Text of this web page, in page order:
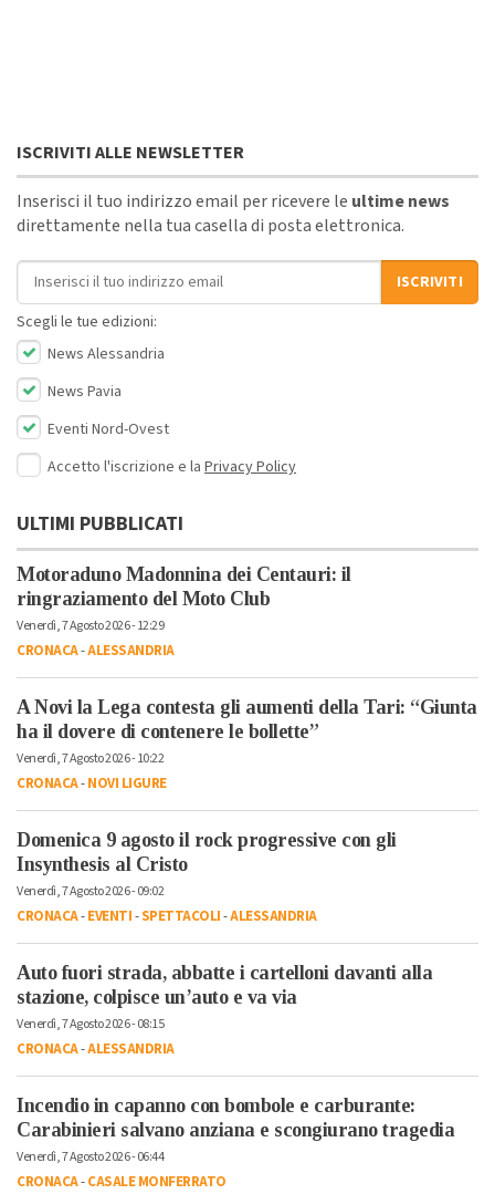
ISCRIVITI ALLE NEWSLETTER
Inserisci il tuo indirizzo email per ricevere le ultime news
direttamente nella tua casella di posta elettronica.
Indirizzo email
ISCRIVITI
Scegli le tue edizioni:
News Alessandria
News Pavia
Eventi Nord-Ovest
Accetto l'iscrizione e la Privacy Policy
ULTIMI PUBBLICATI
Motoraduno Madonnina dei Centauri: il
ringraziamento del Moto Club
Venerdì, 7 Agosto 2026 - 12:29
CRONACA-ALESSANDRIA
A Novi la Lega contesta gli aumenti della Tari: “Giunta
ha il dovere di contenere le bollette”
Venerdì, 7 Agosto 2026 - 10:22
CRONACA-NOVI LIGURE
Domenica 9 agosto il rock progressive con gli
Insynthesis al Cristo
Venerdì, 7 Agosto 2026 - 09:02
CRONACA-EVENTI-SPETTACOLI-ALESSANDRIA
Auto fuori strada, abbatte i cartelloni davanti alla
stazione, colpisce un’auto e va via
Venerdì, 7 Agosto 2026 - 08:15
CRONACA-ALESSANDRIA
Incendio in capanno con bombole e carburante:
Carabinieri salvano anziana e scongiurano tragedia
Venerdì, 7 Agosto 2026 - 06:44
CRONACA-CASALE MONFERRATO